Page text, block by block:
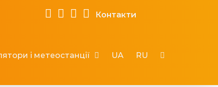
Контакти
і метеостанції UA RU